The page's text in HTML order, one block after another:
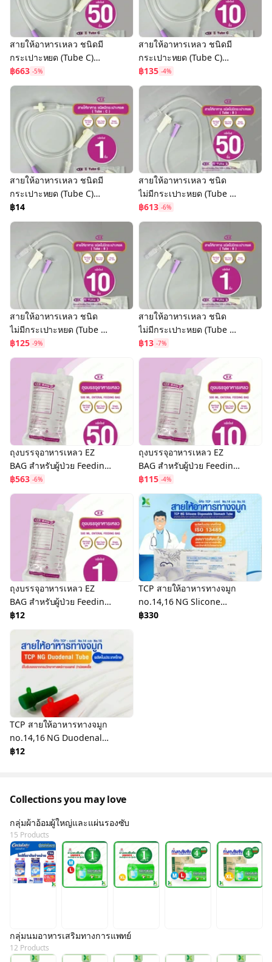
สายให้อาหารเหลว ชนิดมี
กระเปาะหยด (Tube C)
(แพ็ค 50 ชิ้น) Enteral
Feeding Tube With Drip
฿663 -5%
สายให้อาหารเหลว ชนิดมี
กระเปาะหยด (Tube C)
(แพ็ค 10 ชิ้น) Enteral
Feeding Tube With Drip
Chamber
฿135 -4%
สายให้อาหารเหลว ชนิดมี
กระเปาะหยด (Tube C)
Enteral Feeding Tube
With Drip Chamber
฿14
สายให้อาหารเหลว ชนิด
ไม่มีกระเปาะหยด (Tube B)
(แพ็ค 50 ชิ้น) Enteral
Feeding Tube
฿613 -6%
สายให้อาหารเหลว ชนิด
ไม่มีกระเปาะหยด (Tube B)
(แพ็ค 10 ชิ้น) Enteral
Feeding Tube
฿125 -9%
สายให้อาหารเหลว ชนิด
ไม่มีกระเปาะหยด (Tube B)
Enteral Feeding Tube
฿13 -7%
ถุงบรรจุอาหารเหลว EZ
BAG สำหรับผู้ป่วย Feeding
Bag 500 ml. (แพ็ค 50 ชิ้น)
฿563 -6%
ถุงบรรจุอาหารเหลว EZ
BAG สำหรับผู้ป่วย Feeding
Bag 500 ml. (แพ็ค 10 ชิ้น)
฿115 -4%
ถุงบรรจุอาหารเหลว EZ
BAG สำหรับผู้ป่วย Feeding
Bag 500 ml. (1 ชิ้น)
฿12
TCP สายให้อาหารทางจมูก
no.14,16 NG Slicone
Disposable Stomach
฿330
TCP สายให้อาหารทางจมูก
no.14,16 NG Duodenal
Tube
฿12
Collections you may love
กลุ่มผ้าอ้อมผู้ใหญ่และแผ่นรองซับ
15 Products
กลุ่มนมอาหารเสริมทางการแพทย์
12 Products